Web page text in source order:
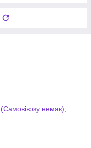
немає),